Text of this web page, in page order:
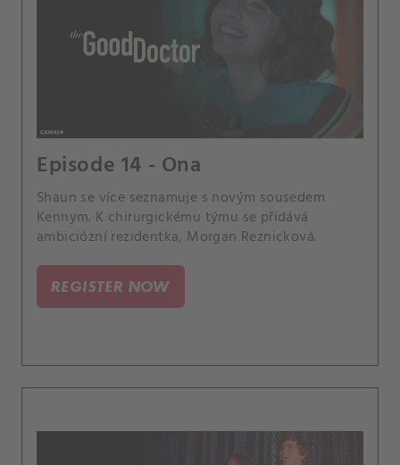
Episode 14 - Ona
Shaun se více seznamuje s novým sousedem
Kennym. K chirurgickému týmu se přidává
ambiciózní rezidentka, Morgan Reznicková.
REGISTER NOW